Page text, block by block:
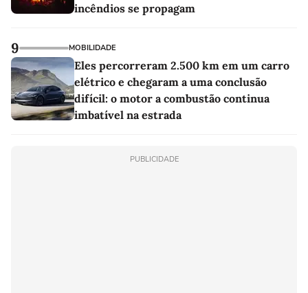
incêndios se propagam
9 MOBILIDADE
Eles percorreram 2.500 km em um carro
elétrico e chegaram a uma conclusão
difícil: o motor a combustão continua
imbatível na estrada
PUBLICIDADE